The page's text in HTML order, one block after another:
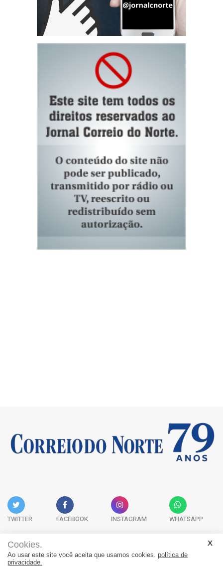
TWITTER FACEBOOK INSTAGRAM WHATSAPP
Acervo Digital Fale Conosco Quem Somos
Cookies.
Ao usar este site você aceita que usamos cookies. política de
privacidade.